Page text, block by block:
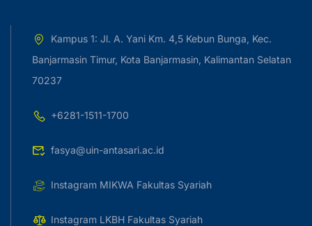
Kampus 1: Jl. A. Yani Km. 4,5 Kebun Bunga, Kec.
Banjarmasin Timur, Kota Banjarmasin, Kalimantan Selatan
70237
+6281-1511-1700
fasya@uin-antasari.ac.id
Instagram MIKWA Fakultas Syariah
Instagram LKBH Fakultas Syariah